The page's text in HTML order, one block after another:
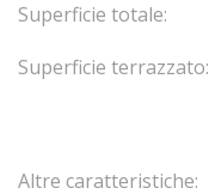
Superficie totale:
Superficie terrazzato:
Altre caratteristiche: